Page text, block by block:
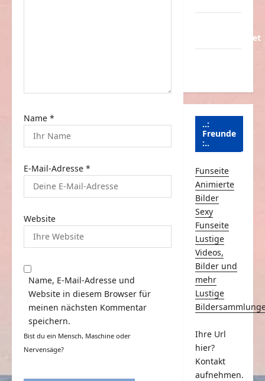
Name *
E-Mail-Adresse *
Website
Name, E-Mail-Adresse und
Website in diesem Browser für
meinen nächsten Kommentar
speichern.
Bist du ein Mensch, Maschine oder
Nervensäge?
Schmunzeln.net
..:
Freunde
:..
Funseite
Animierte
Bilder
Sexy
Funseite
Lustige
Videos,
Bilder und
mehr
Lustige
Ihre Url
hier?
Kontakt
aufnehmen.